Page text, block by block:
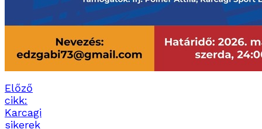
Előző
cikk:
Karcagi
sikerek